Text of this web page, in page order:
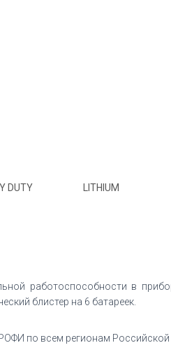
DUTY LITHIUM
работоспособности в
блистер на 6 батареек.
по всем регионам Российской